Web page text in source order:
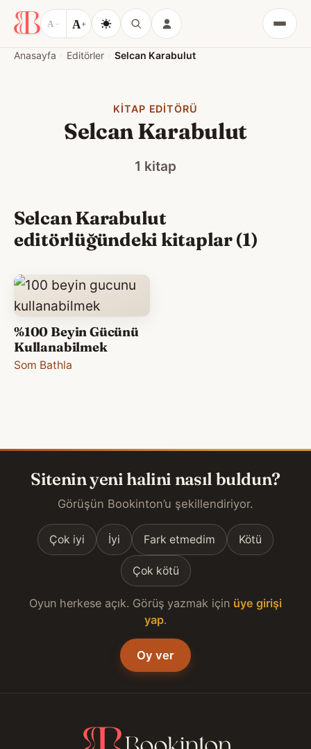
A − A+
Menü
Anasayfa Editörler Selcan Karabulut
KITAP EDITÖRÜ
Selcan Karabulut
1 kitap
Selcan Karabulut
editörlüğündeki kitaplar (1)
%100 Beyin Gücünü
Kullanabilmek
Som Bathla
Sitenin yeni halini nasıl buldun?
Görüşün Bookinton’u şekillendiriyor.
Çok iyi İyi Fark etmedim Kötü
Çok kötü
Oyun herkese açık. Görüş yazmak için üye girişi
yap.
Oy ver